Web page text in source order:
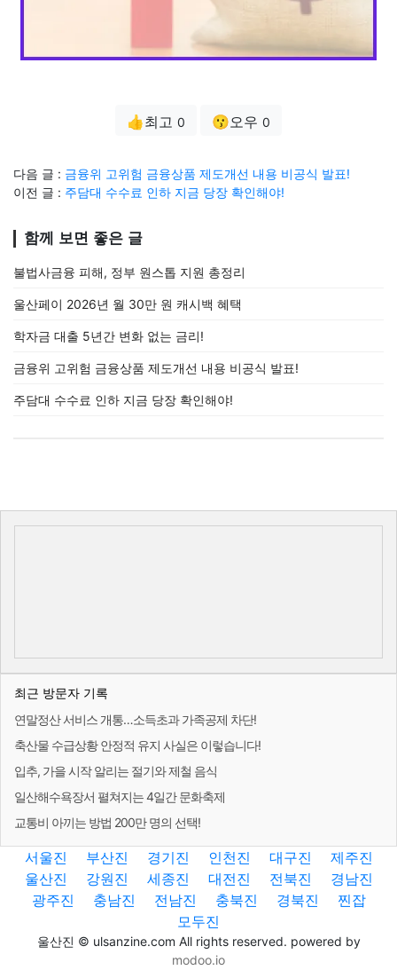
👍최고 0 😗오우 0
다음 글 : 금융위 고위험 금융상품 제도개선 내용 비공식 발표!
이전 글 : 주담대 수수료 인하 지금 당장 확인해야!
함께 보면 좋은 글
불법사금융 피해, 정부 원스톱 지원 총정리
울산페이 2026년 월 30만 원 캐시백 혜택
학자금 대출 5년간 변화 없는 금리!
금융위 고위험 금융상품 제도개선 내용 비공식 발표!
주담대 수수료 인하 지금 당장 확인해야!
최근 방문자 기록
연말정산 서비스 개통…소득초과 가족공제 차단!
축산물 수급상황 안정적 유지 사실은 이렇습니다!
입추, 가을 시작 알리는 절기와 제철 음식
일산해수욕장서 펼쳐지는 4일간 문화축제
교통비 아끼는 방법 200만 명의 선택!
서울진 부산진 경기진 인천진 대구진
제주진
울산진
강원진 세종진 대전진 전북진
경남진
광주진
충남진 전남진 충북진 경북진
찐잡
모두진
울산진 © ulsanzine.com All rights reserved. powered by
modoo.io